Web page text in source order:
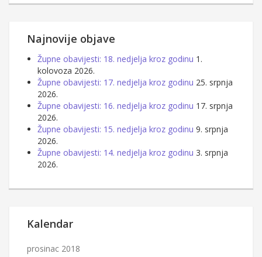
Najnovije objave
Župne obavijesti: 18. nedjelja kroz godinu 1.
kolovoza 2026.
Župne obavijesti: 17. nedjelja kroz godinu 25. srpnja
2026.
Župne obavijesti: 16. nedjelja kroz godinu 17. srpnja
2026.
Župne obavijesti: 15. nedjelja kroz godinu 9. srpnja
2026.
Župne obavijesti: 14. nedjelja kroz godinu 3. srpnja
2026.
Kalendar
prosinac 2018